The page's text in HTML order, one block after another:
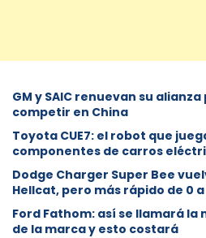
GM y SAIC renuevan su
competir en China
Toyota CUE7: el robot que
componentes de carros
Dodge Charger Super Bee
Hellcat, pero más rápido de 0 a
Ford Fathom: así se llamará
de la marca y esto costará